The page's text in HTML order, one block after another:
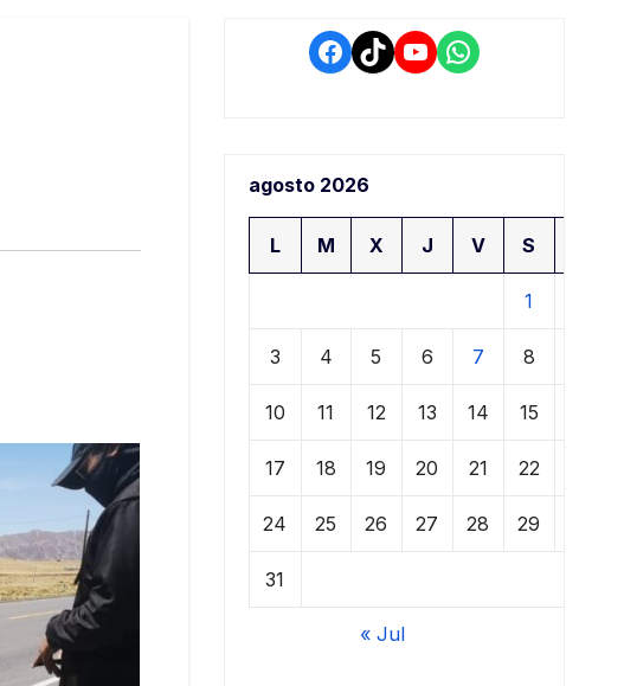
Facebook
TikTokYouTube
WhatsApp
agosto 2026
L M X J V S
1
3 4 5 6 7 8
10 11 12 13 14 15
17 18 19 20 21 22
24 25 26 27 28 29
31
« Jul